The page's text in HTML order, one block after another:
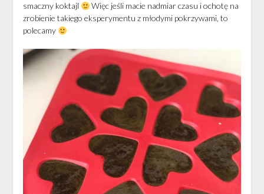
smaczny koktajl
Więc jeśli macie nadmiar czasu i ochotę na
zrobienie takiego eksperymentu z młodymi pokrzywami, to
polecamy